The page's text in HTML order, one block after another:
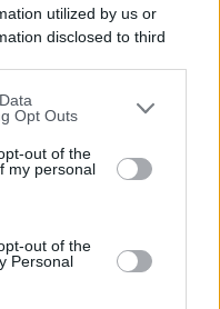
utilized by us or
disclosed to third
opt-out of the further
personal information
the IAB’s list of
on the IAB’s List of
that may
it to other third parties.
Opt Outs
out of the
my personal
out of the
Personal
in crescita.